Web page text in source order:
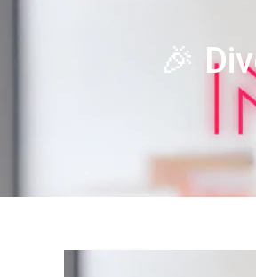
🎉